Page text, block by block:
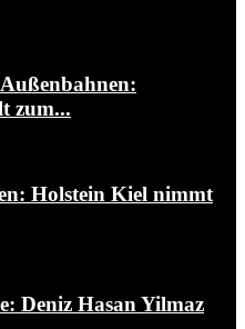
zum...
Holstein Kiel nimmt
Deniz Hasan Yilmaz